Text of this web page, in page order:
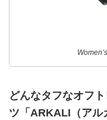
どんなタフなオフ
ツ「ARKALI（アル